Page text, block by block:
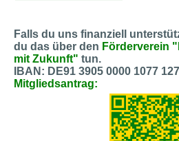
Falls du uns finanziell
du das über den Förderverein
mit Zukunft" tun.
IBAN: DE91 3905 0000 1077
Mitgliedsantrag: